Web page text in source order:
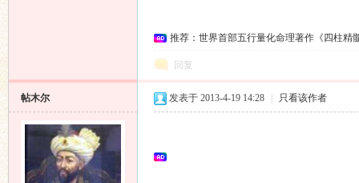
推荐：世界首部五行量化命理著作《四柱精
回复
帖木尔 发表于 2013-4-19 14:28 只看该作者